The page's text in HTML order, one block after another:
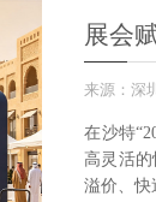
展会
来源：深
在沙特
高灵活
溢价、快